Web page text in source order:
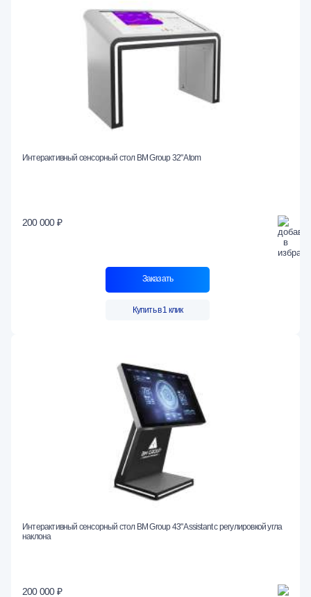
Интерактивный сенсорный стол BM Group 32" Atom
200 000 ₽
Заказать
Купить в 1 клик
Интерактивный сенсорный стол BM Group 43" Assistant с регулировкой угла
наклона
200 000 ₽